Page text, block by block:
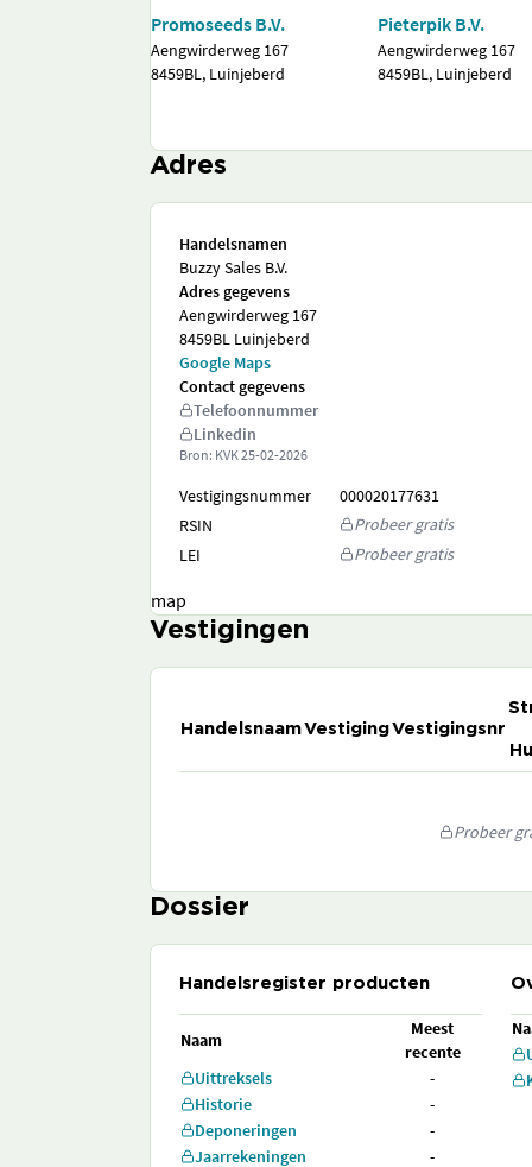
Promoseeds B.V.
Aengwirderweg 167
8459BL, Luinjeberd
Pieterpik B.V.
Aengwirderweg 167
8459BL, Luinjeberd
Adres
Handelsnamen
Buzzy Sales B.V.
Adres gegevens
Aengwirderweg 167
8459BL Luinjeberd
Google Maps
Contact gegevens
Telefoonnummer
Linkedin
Bron: KVK25-02-2026
Vestigingsnummer
000020177631
RSIN
Probeer gratis
LEI
Probeer gratis
map
Vestigingen
HandelsnaamVestigingVestigingsnr
Probeer
Dossier
Handelsregister producten
Naam
Meest
recente
Uittreksels
-
Historie
-
Deponeringen
-
Jaarrekeningen
-